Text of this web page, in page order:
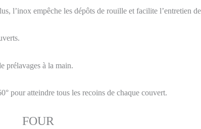
l’inox empêche les dépôts de rouille et facilite l’entretien
prélavages à la main.
pour atteindre tous les recoins de chaque couvert.
FOUR